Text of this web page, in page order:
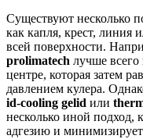
Существуют несколько
как капля, крест, линия
всей поверхности.
prolimatech лучше
центре, которая затем
давлением кулера.
id-cooling gelid или
несколько иной подход,
адгезию и минимизирует